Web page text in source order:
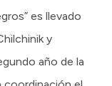
es llevado
y
año de la